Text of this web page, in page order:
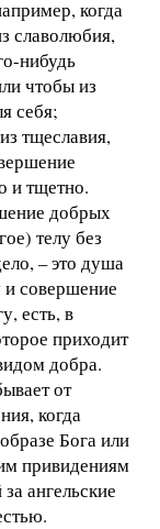
когда
славолюбия,
нибудь
чтобы из
себя;
тщеславия,
и тщетно.
добрых
телу без
– это душа
и совершение
есть, в
приходит
добра.
от
когда
Бога или
привидениям
ангельские